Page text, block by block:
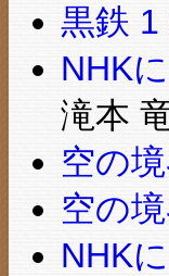
黒鉄
NHK
滝本
空の
空の
NHK